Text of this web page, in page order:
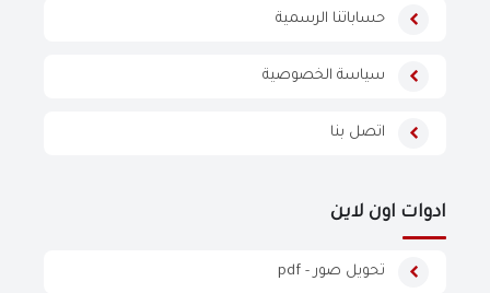
حساباتنا الرسمية
سياسة الخصوصية
اتصل بنا
ادوات اون لاين
تحويل صور - pdf